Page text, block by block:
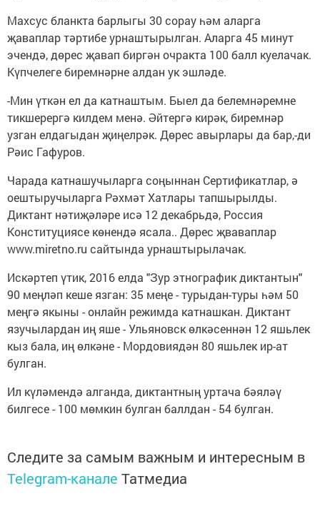
Махсус бланкта барлыгы 30 сорау һәм аларга
җаваплар тәртибе урнаштырылган. Аларга 45 минут
эчендә, дөрес җавап биргән очракта 100 балл куелачак.
Күпчелеге биремнәрне алдан ук эшләде.
-Мин үткән ел да катнаштым. Быел да белемнәремне
тикшерергә килдем менә. Әйтергә кирәк, биремнәр
узган елдагыдан җиңелрәк. Дөрес авырлары да бар,-ди
Рәис Гафуров.
Чарада катнашучыларга соңыннан Сертификатлар, ә
оештыручыларга Рәхмәт Хатлары тапшырылды.
Диктант нәтиҗәләре исә 12 декабрьдә, Россия
Конституциясе көнендә ясала.. Дөрес җваваплар
www.miretno.ru сайтында урнаштырылачак.
Искәртеп үтик, 2016 елда "Зур этнографик диктантын"
90 меңләп кеше язган: 35 меңе - турыдан-туры һәм 50
меңгә якыны - онлайн режимда катнашкан. Диктант
язучылардан иң яше - Ульяновск өлкәсеннән 12 яшьлек
кыз бала, иң өлкәне - Мордовиядән 80 яшьлек ир-ат
булган.
Ил күләмендә алганда, диктантның уртача бәяләү
билгесе - 100 мөмкин булган баллдан - 54 булган.
Следите за самым важным и интересным в
Telegram-канале Татмедиа